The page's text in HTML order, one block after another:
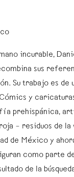
incurable,
sus
Su trabajo es de
y
prehispánica,
– residuos de la
de México y
como parte
de la